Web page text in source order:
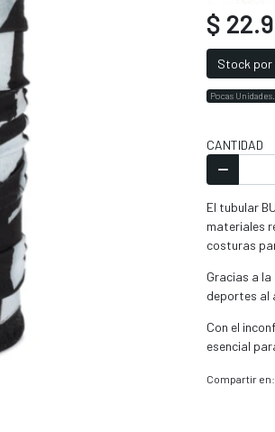
$
Stock por
Pocas Unidades.
CANTIDAD
El tubular
materiales
costuras
Gracias a
deportes al
Con el
esencial
Compartir en: